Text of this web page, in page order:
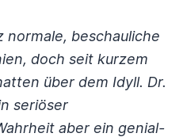
normale, beschauliche
doch seit kurzem
über dem Idyll. Dr.
seriöser
aber ein genial-